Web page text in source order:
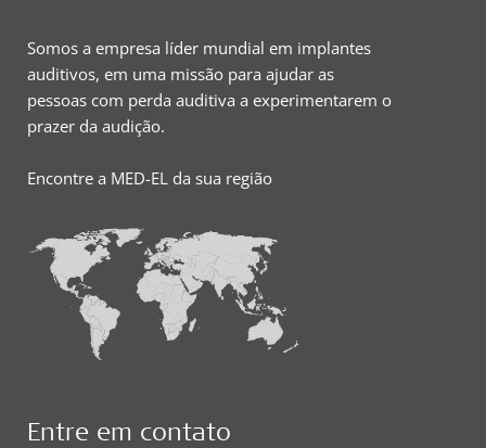
Somos a empresa líder mundial em implantes
auditivos, em uma missão para ajudar as
pessoas com perda auditiva a experimentarem o
prazer da audição.
Encontre a MED-EL da sua região
Entre em contato